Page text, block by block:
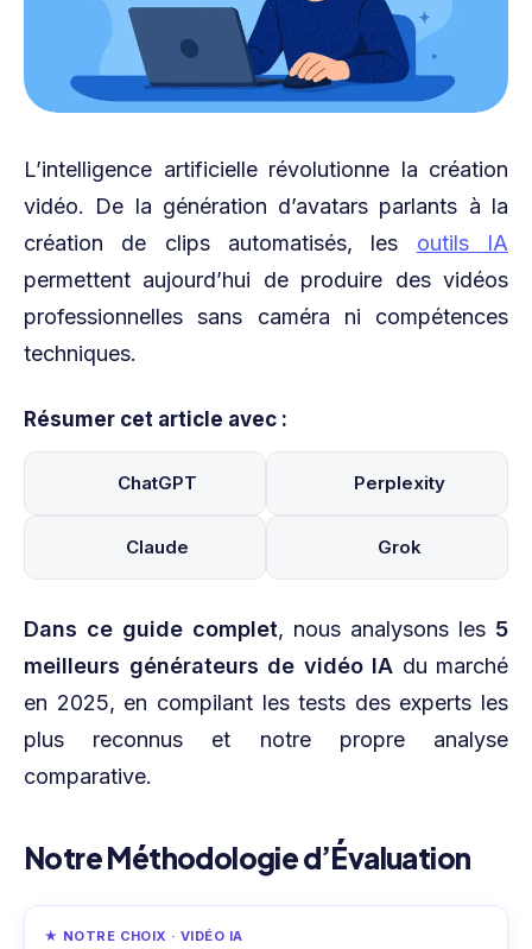
L’intelligence artificielle révolutionne la création
vidéo. De la génération d’avatars parlants à la
création de clips automatisés, les outils IA
permettent aujourd’hui de produire des vidéos
professionnelles sans caméra ni compétences
techniques.
Résumer cet article avec :
ChatGPT Perplexity
Claude Grok
Dans ce guide complet, nous analysons les 5
meilleurs générateurs de vidéo IA du marché
en 2025, en compilant les tests des experts les
plus reconnus et notre propre analyse
comparative.
Notre Méthodologie d’Évaluation
★ NOTRE CHOIX · VIDÉO IA